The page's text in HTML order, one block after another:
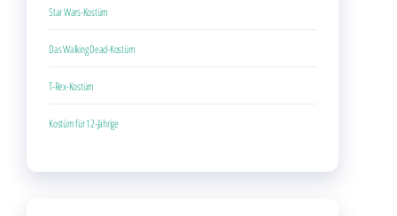
Star Wars-Kostüm
Das Walking Dead-Kostüm
T-Rex-Kostüm
Kostüm für 12-Jährige